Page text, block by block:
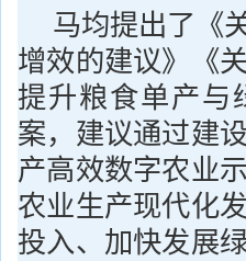
马均提出了《
增效的建议》《
提升粮食单产与
案，建议通过建
产高效数字农业
农业生产现代化
投入、加快发展